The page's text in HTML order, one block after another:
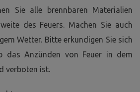
Sie alle brennbaren Materialien
des Feuers. Machen Sie auch
Wetter. Bitte erkundigen Sie sich
das Anzünden von Feuer in dem
verboten ist.